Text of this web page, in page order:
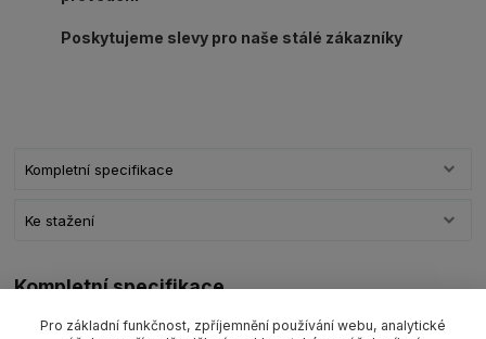
Poskytujeme slevy pro naše stálé zákazníky
Kompletní specifikace
Ke stažení
Kompletní specifikace
Pás s ocelovými oky plochý textilní s nosností 1000 kg/ délka L
Pro základní funkčnost, zpříjemnění používání webu, analytické